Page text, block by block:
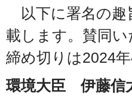
以下に署名の趣
載します。賛同
締め切りは2024年
環境大臣 伊藤